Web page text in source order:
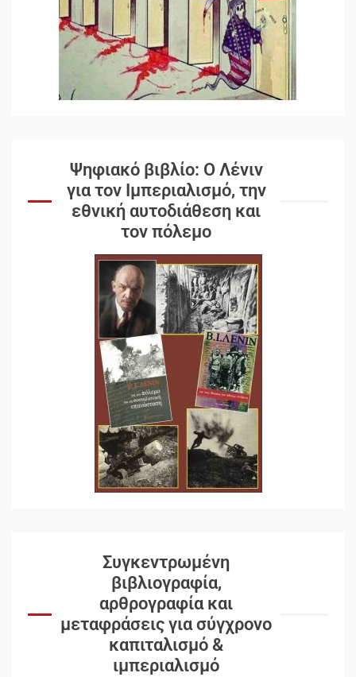
Ψηφιακό βιβλίο: Ο Λένιν
για τον Ιμπεριαλισμό, την
εθνική αυτοδιάθεση και
τον πόλεμο
Συγκεντρωμένη
βιβλιογραφία,
αρθρογραφία και
μεταφράσεις για σύγχρονο
καπιταλισμό &
ιμπεριαλισμό